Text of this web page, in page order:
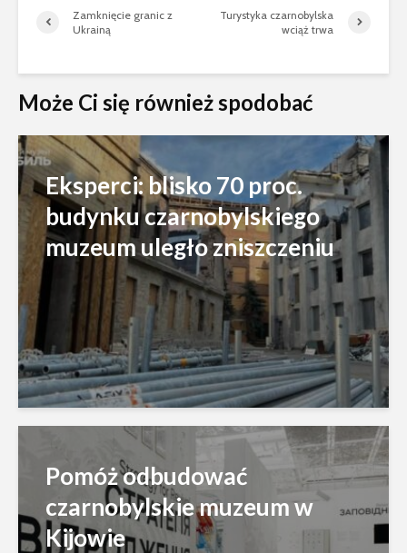
Zamknięcie granic z
Ukrainą
Turystyka czarnobylska
wciąż trwa
Może Ci się również spodobać
Eksperci: blisko 70 proc.
budynku czarnobylskiego
muzeum uległo zniszczeniu
Pomóż odbudować
czarnobylskie muzeum w
Kijowie